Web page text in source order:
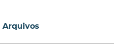
Arquivos